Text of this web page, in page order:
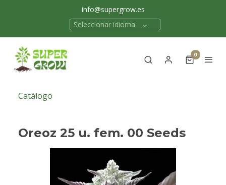
info@supergrow.es
Seleccionar idioma
0
Catálogo
Oreoz 25 u. fem. 00 Seeds